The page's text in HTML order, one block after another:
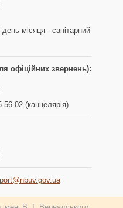
місяця - санітарний
офіційних звернень):
02 (канцелярія)